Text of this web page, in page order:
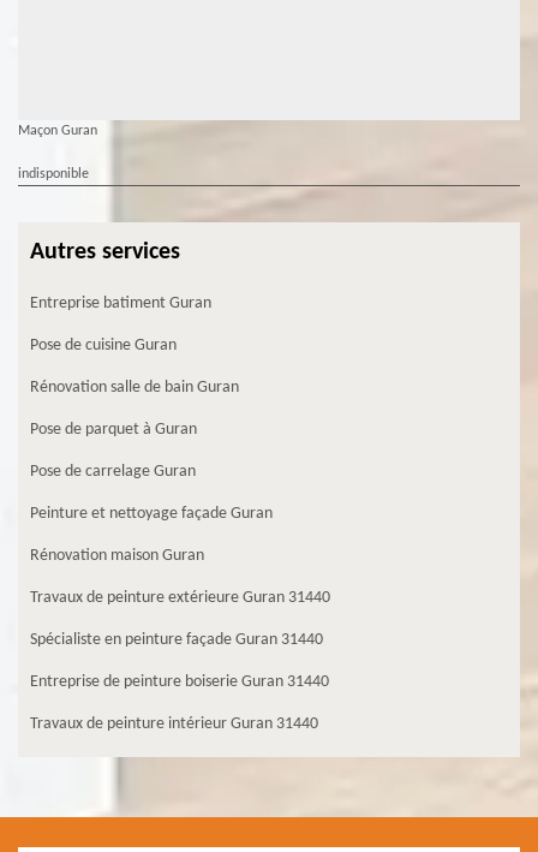
Maçon Guran
indisponible
Autres services
Entreprise batiment Guran
Pose de cuisine Guran
Rénovation salle de bain Guran
Pose de parquet à Guran
Pose de carrelage Guran
Peinture et nettoyage façade Guran
Rénovation maison Guran
Travaux de peinture extérieure Guran 31440
Spécialiste en peinture façade Guran 31440
Entreprise de peinture boiserie Guran 31440
Travaux de peinture intérieur Guran 31440